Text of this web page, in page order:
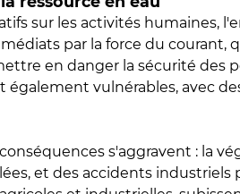
sur les activités humaines,
par la force du courant,
en danger la sécurité des
vulnérables, avec
s'aggravent : la
et des accidents industriels